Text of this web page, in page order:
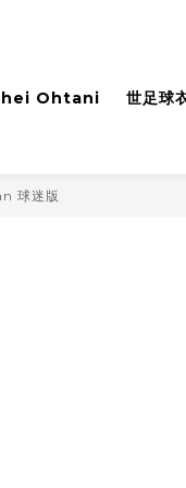
Ohtani 世足球
球迷版